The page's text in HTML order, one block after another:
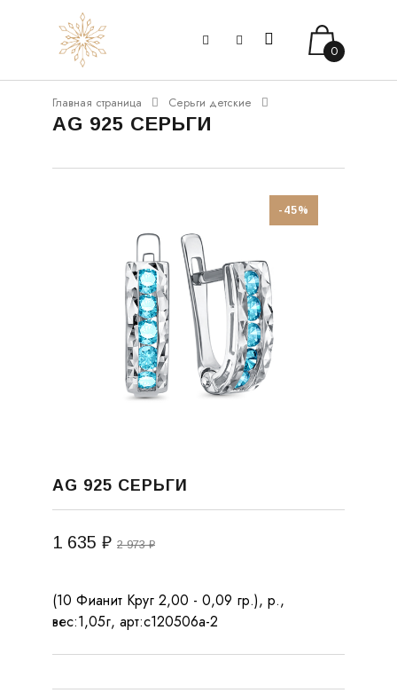
0
Главная страница Серьги детские
AG 925 СЕРЬГИ
-45%
AG 925 СЕРЬГИ
1 635 ₽ 2 973 ₽
(10 Фианит Круг 2,00 - 0,09 гр.), р.,
вес:1,05г, арт:с120506а-2